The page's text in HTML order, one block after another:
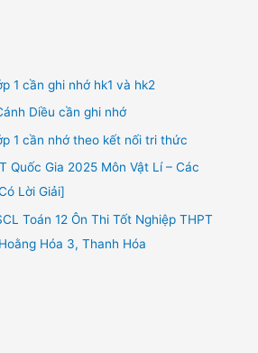
1 cần ghi nhớ hk1 và hk2
Diều cần ghi nhớ
1 cần nhớ theo kết nối tri thức
Quốc Gia 2025 Môn Vật Lí – Các
Lời Giải]
Toán 12 Ôn Thi Tốt Nghiệp THPT
Hóa 3, Thanh Hóa